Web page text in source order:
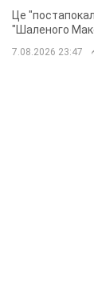
Це
"Шаленого
7.08.2026 23:47